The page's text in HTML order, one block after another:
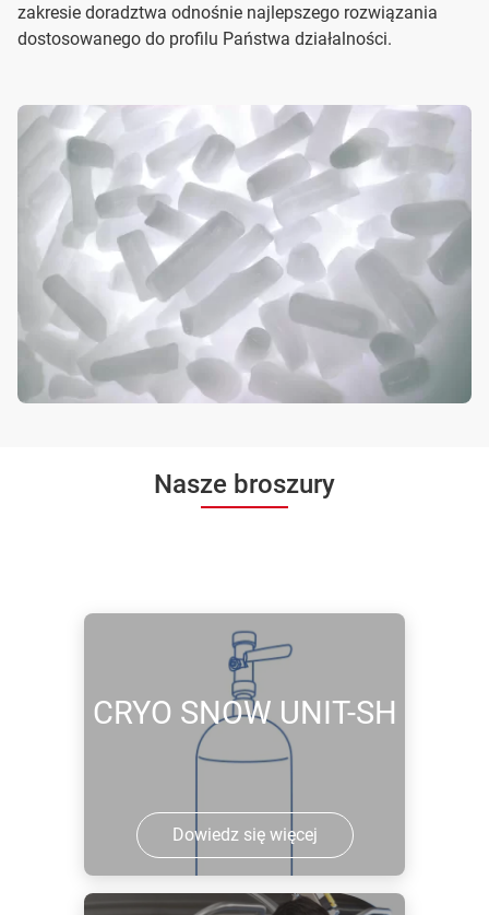
zakresie doradztwa odnośnie najlepszego rozwiązania
dostosowanego do profilu Państwa działalności.
Nasze broszury
CRYO SNOW UNIT-SH
Dowiedz się więcej